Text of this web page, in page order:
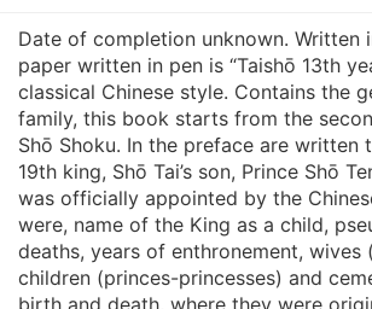
Date of completion unknown.
paper written in pen is “Taishō 13th
classical Chinese style. Contains the
family, this book starts from the
Shō Shoku. In the preface are
19th king, Shō Tai’s son, Prince Shō
was officially appointed by the
were, name of the King as a child,
deaths, years of enthronement,
children (princes-princesses) and
birth and death, where they were